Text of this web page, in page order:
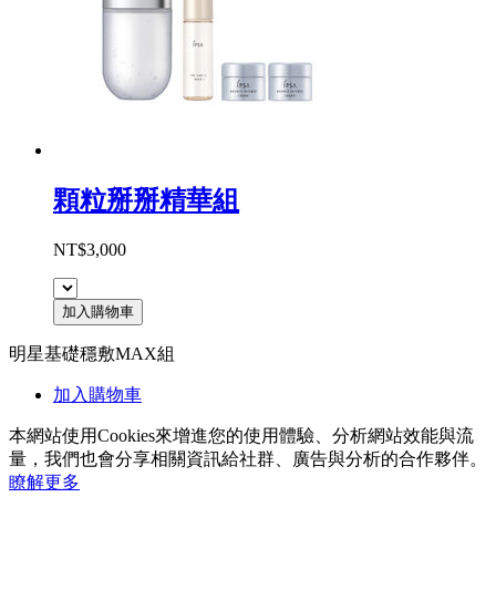
顆粒掰掰精華組
NT$3,000
加入購物車
明星基礎穩敷MAX組
加入購物車
本網站使用Cookies來增進您的使用體驗、分析網站效能與流
量，我們也會分享相關資訊給社群、廣告與分析的合作夥伴。
瞭解更多